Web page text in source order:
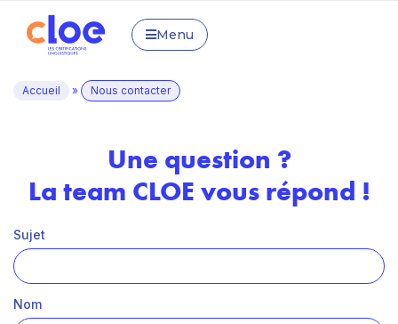
Menu
Accueil » Nous contacter
Une question ?
La team CLOE vous répond !
Sujet
Nom